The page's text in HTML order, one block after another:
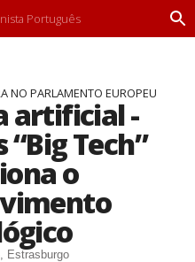
Português
P
NO PARLAMENTO EUROPEU
artificial -
Tech”
o
Estrasburgo